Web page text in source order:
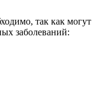
так как могут
заболеваний: